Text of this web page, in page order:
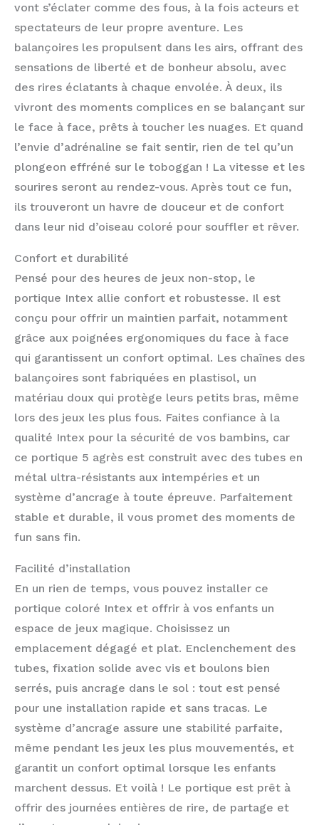
vont s’éclater comme des fous, à la fois acteurs et
spectateurs de leur propre aventure. Les
balançoires les propulsent dans les airs, offrant des
sensations de liberté et de bonheur absolu, avec
des rires éclatants à chaque envolée. À deux, ils
vivront des moments complices en se balançant sur
le face à face, prêts à toucher les nuages. Et quand
l’envie d’adrénaline se fait sentir, rien de tel qu’un
plongeon effréné sur le toboggan ! La vitesse et les
sourires seront au rendez-vous. Après tout ce fun,
ils trouveront un havre de douceur et de confort
dans leur nid d’oiseau coloré pour souffler et rêver.
Confort et durabilité
Pensé pour des heures de jeux non-stop, le
portique Intex allie confort et robustesse. Il est
conçu pour offrir un maintien parfait, notamment
grâce aux poignées ergonomiques du face à face
qui garantissent un confort optimal. Les chaînes des
balançoires sont fabriquées en plastisol, un
matériau doux qui protège leurs petits bras, même
lors des jeux les plus fous. Faites confiance à la
qualité Intex pour la sécurité de vos bambins, car
ce portique 5 agrès est construit avec des tubes en
métal ultra-résistants aux intempéries et un
système d’ancrage à toute épreuve. Parfaitement
stable et durable, il vous promet des moments de
fun sans fin.
Facilité d’installation
En un rien de temps, vous pouvez installer ce
portique coloré Intex et offrir à vos enfants un
espace de jeux magique. Choisissez un
emplacement dégagé et plat. Enclenchement des
tubes, fixation solide avec vis et boulons bien
serrés, puis ancrage dans le sol : tout est pensé
pour une installation rapide et sans tracas. Le
système d’ancrage assure une stabilité parfaite,
même pendant les jeux les plus mouvementés, et
garantit un confort optimal lorsque les enfants
marchent dessus. Et voilà ! Le portique est prêt à
offrir des journées entières de rire, de partage et